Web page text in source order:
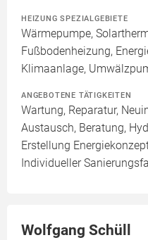
HEIZUNG SPEZIALGEBIETE
Wärmepumpe,
Fußbodenheizung,
Klimaanlage,
ANGEBOTENE TÄTIGKEITEN
Wartung, Reparatur,
Austausch, Beratung,
Erstellung
Individueller
Wolfgang Schüll